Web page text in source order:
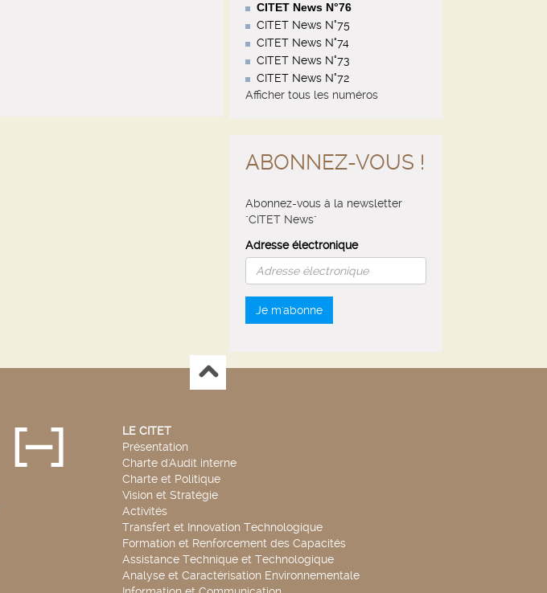
CITET News N°76
CITET News N°75
CITET News N°74
CITET News N°73
CITET News N°72
Afficher tous les numéros
ABONNEZ-VOUS !
Abonnez-vous à la newsletter
"CITET News"
Adresse électronique
Je m'abonne
LE CITET
Présentation
Charte d'Audit interne
Charte et Politique
Vision et Stratégie
Activités
Transfert et Innovation Technologique
Formation et Renforcement des Capacités
Assistance Technique et Technologique
Analyse et Caractérisation Environnementale